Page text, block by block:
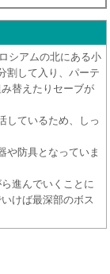
シアムの北にある小
割して入り、パーテ
替えたりセーブが
しているため、しっ
や防具となっていま
進んでいくことに
けば最深部のボス